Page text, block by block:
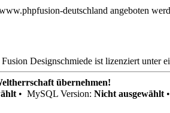
deutschland angeboten
Designschmiede ist lizenziert unter
übernehmen!
• MySQL Version: Nicht ausgewählt •